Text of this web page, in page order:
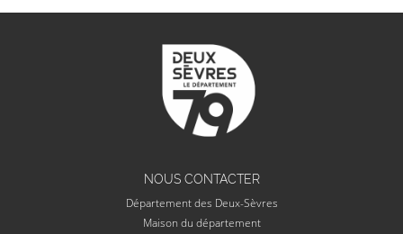
NOUS CONTACTER
Département des Deux-Sèvres
Maison du département